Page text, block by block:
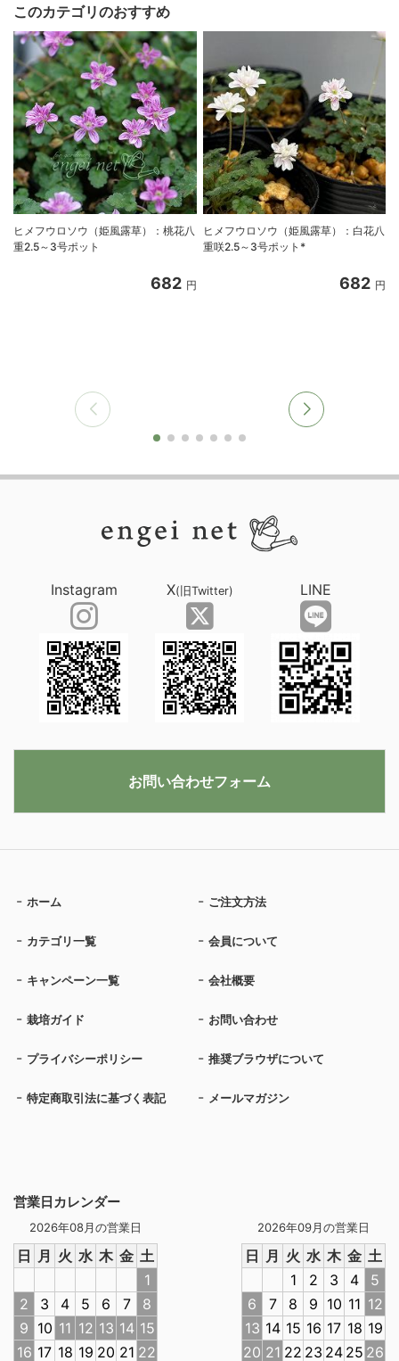
このカテゴリのおすすめ
ヒメフウロソウ（姫風露草）：桃花八
重2.5～3号ポット
682 円
ヒメフウロソウ（姫風露草）：白花八
重咲2.5～3号ポット*
682 円
営業日カレンダー
2026年08月の営業日
日 月 火 水 木 金 土
1
2
3 4 5 6 7
8
9 10 11 12 13 14 15
16 17 18 19 20 21 22
2026年09月の営業日
日 月 火 水 木 金 土
1
2 3 4
5
6
7 8 9 10 11 12
13 14 15 16 17 18 19
20 21 22 23 24 25 26
ホーム ご注文方法
カテゴリ一覧 会員について
キャンペーン一覧 会社概要
栽培ガイド お問い合わせ
プライバシーポリシー 推奨ブラウザについて
特定商取引法に基づく表記 メールマガジン
Instagram X(旧Twitter) LINE
お問い合わせフォーム